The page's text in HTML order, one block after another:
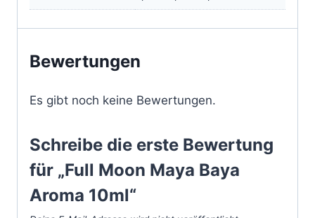
Bewertungen
Es gibt noch keine Bewertungen.
Schreibe die erste Bewertung
für „Full Moon Maya Baya
Aroma 10ml“